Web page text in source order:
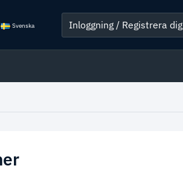
Svenska Inloggning / Registrera dig